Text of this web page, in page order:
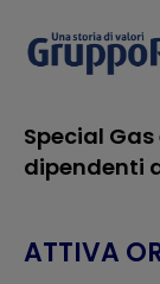
Special
dipendenti
ATTIVA